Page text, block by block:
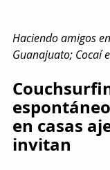
Haciendo amigos
Guanajuato; Cocaí
en casas
invitan